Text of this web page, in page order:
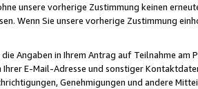
unsere vorherige Zustimmung keinen
Wenn Sie unsere vorherige Zustimmung
die Angaben in Ihrem Antrag auf Teilnahme
Ihrer E-Mail-Adresse und sonstiger
Genehmigungen und andere